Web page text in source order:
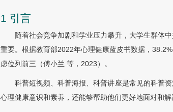
1 引言
随着社会竞争加剧和学业压力攀升，大学生群体
重要。根据教育部2022年心理健康蓝皮书数据，
虑位列前三（傅小兰 等，2023）。
科普短视频、科普海报、科普讲座是常见的科普
心理健康意识和素养，还能够帮助他们更好地面对和